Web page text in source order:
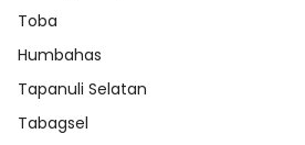
Toba
Humbahas
Tapanuli Selatan
Tabagsel